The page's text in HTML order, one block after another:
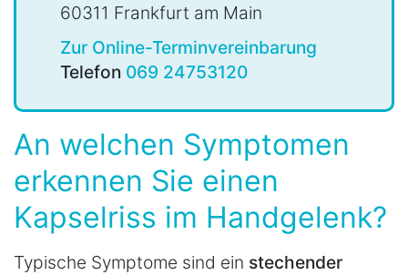
60311 Frankfurt am Main
Zur Online-Terminvereinbarung
Telefon 069 24753120
An welchen Symptomen
erkennen Sie einen
Kapselriss im Handgelenk?
Typische Symptome sind ein stechender